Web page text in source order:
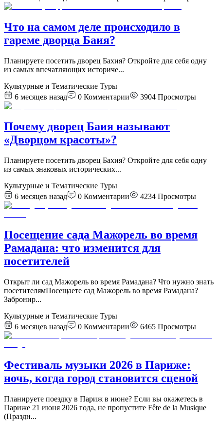
Что на самом деле происходило в
гареме дворца Баия?
Планируете посетить дворец Бахия? Откройте для себя одну
из самых впечатляющих историче...
Культурные и Тематические Туры
6 месяцев назад
0 Комментарии 3904 Просмотры
Почему дворец Баия называют
«Дворцом красоты»?
Планируете посетить дворец Бахия? Откройте для себя одну
из самых знаковых исторических...
Культурные и Тематические Туры
6 месяцев назад
0 Комментарии 4234 Просмотры
Посещение сада Мажорель во время
Рамадана: что изменится для
посетителей
Открыт ли сад Мажорель во время Рамадана? Что нужно знать
посетителямПосещаете сад Мажорель во время Рамадана?
Забронир...
Культурные и Тематические Туры
6 месяцев назад
0 Комментарии 6465 Просмотры
Фестиваль музыки 2026 в Париже:
ночь, когда город становится сценой
Планируете поездку в Париж в июне? Если вы окажетесь в
Париже 21 июня 2026 года, не пропустите Fête de la Musique
(Праздн...